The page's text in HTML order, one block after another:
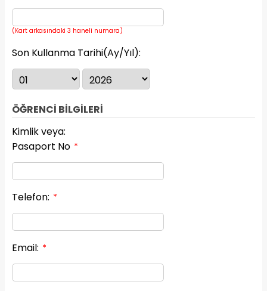
(Kart arkasındaki 3 haneli numara)
Son Kullanma Tarihi(Ay/Yıl):
ÖĞRENCİ BİLGİLERİ
Kimlik veya:
Pasaport No *
Telefon: *
Email: *